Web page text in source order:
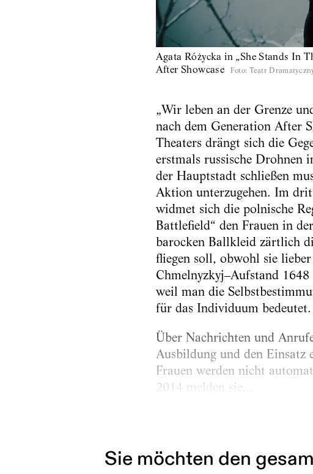
Agata Różycka in „She Stands In
After Showcase
Foto: Teatr
„Wir leben an der Grenze
nach dem Generation After
Theaters drängt sich die
erstmals russische Drohnen
der Hauptstadt schließen
Aktion unterzugehen. Im
widmet sich die polnische
Battlefield“ den Frauen in
barocken Ballkleid zärtlich
fliegen soll, obwohl sie
Chmelnyzkyj–Aufstand
weil man die
für das Individuum bedeutet.
Über Nachrichten und
Ausbildung und den Einsatz
Frauen werden nicht
2014 melden sie...
Sie möchten den